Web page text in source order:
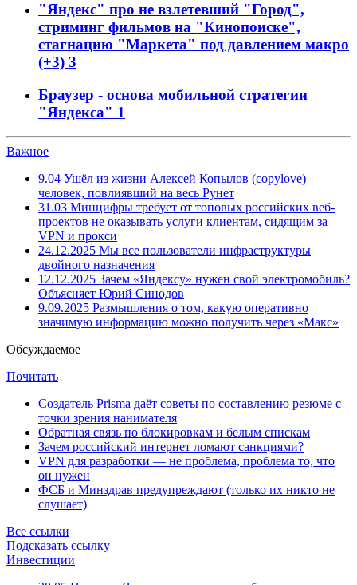
"Яндекс" про не взлетевший "Город",
стриминг фильмов на "Кинопоиске",
стагнацию "Маркета" под давлением макро
(+3) 3
Браузер - основа мобильной стратегии
"Яндекса" 1
Важное
9.04 Ушёл из жизни Алексей Копылов (copylove) —
человек, повлиявший на весь Рунет
31.03 Минцифры требует от топовых российских веб-
проектов не оказывать услуги клиентам, сидящим за
VPN и прокси
24.12.2025 Мы все пользователи инфраструктуры
двойного назначения
12.12.2025 Зачем «Яндексу» нужен свой электромобиль?
Объясняет Юрий Синодов
9.09.2025 Размышления о том, какую оперативно
значимую информацию можно получить через «Макс»
Обсуждаемое
Почитать
Создатель Prisma даёт советы по составлению резюме с
точки зрения нанимателя
Обратная связь по блокировкам и белым спискам
Зачем российский интернет ломают санкциями?
VPN для разработки — не проблема, проблема то, что
он нужен
ФСБ и Минздрав предупреждают (только их никто не
слушает)
Все ссылки
Подсказать ссылку
Инвестиции